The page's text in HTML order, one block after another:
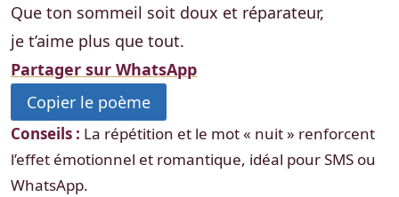
Que ton sommeil soit doux et réparateur,
je t’aime plus que tout.
Partager sur WhatsApp
Copier le poème
Conseils : La répétition et le mot « nuit » renforcent
l’effet émotionnel et romantique, idéal pour SMS ou
WhatsApp.